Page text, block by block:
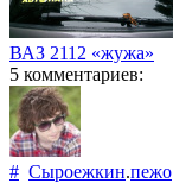
ВАЗ 2112 «жужа»
5 комментариев:
# Сыроежкин.пежо